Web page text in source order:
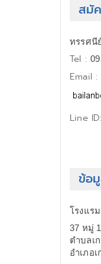
สมั
ทรรศนี
Tel :
Email :
Line ID:
ข้อ
โรงแร
37 หมู่
ตำบลเ
อำเภอ